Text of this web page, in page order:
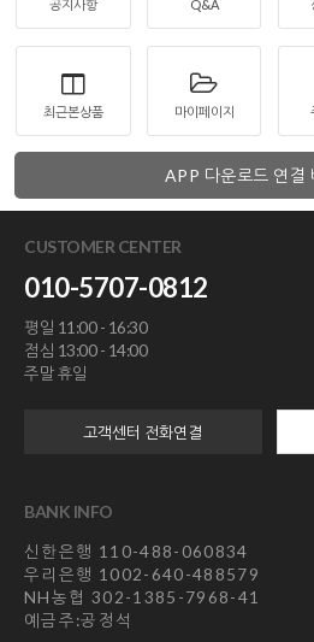
공지사항 Q&A
최근본상품 마이페이지
APP 다운로드 연결
CUSTOMER CENTER
010-5707-0812
평일 11:00 - 16:30
점심 13:00 - 14:00
주말 휴일
고객센터 전화연결
BANK INFO
신한은행 110-488-060834
우리은행 1002-640-488579
NH농협 302-1385-7968-41
예금주:공정석